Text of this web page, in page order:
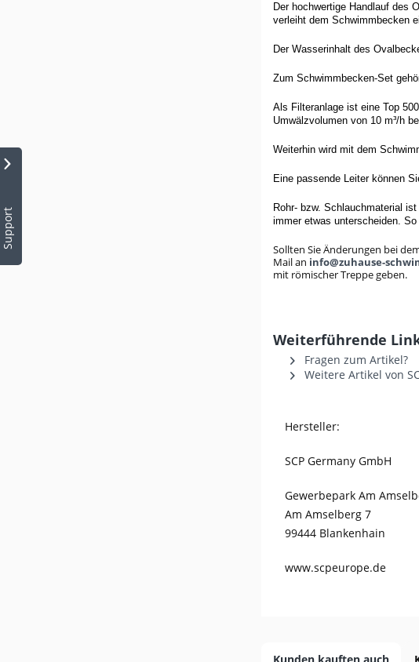
Support
Der hochwertige Handlauf des
verleiht dem Schwimmbecken
Der Wasserinhalt des
Zum Schwimmbecken-Set
Als Filteranlage ist eine Top
Umwälzvolumen von 10 m³/h
Weiterhin wird mit dem
Eine passende Leiter können
Rohr- bzw. Schlauchmaterial
immer etwas unterscheiden.
Sollten Sie Änderungen bei
Mail an info@zuhause-
mit römischer Treppe geben.
Weiterführende
Fragen zum Artikel?
Weitere Artikel von
Hersteller:
SCP Germany GmbH
Gewerbepark Am
Am Amselberg 7
99444 Blankenhain
www.scpeurope.de